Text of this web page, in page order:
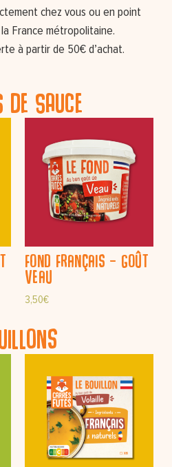
chez vous ou en point
France métropolitaine.
à partir de 50€ d’achat.
DE SAUCE
Fond Français – Goût
veau
3,50€